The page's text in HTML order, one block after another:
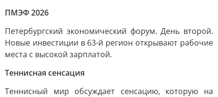
ПМЭФ 2026
Петербургский экономический форум. День второй.
Новые инвестиции в 63-й регион открывают рабочие
места с высокой зарплатой.
Теннисная сенсация
Теннисный мир обсуждает сенсацию, которую на